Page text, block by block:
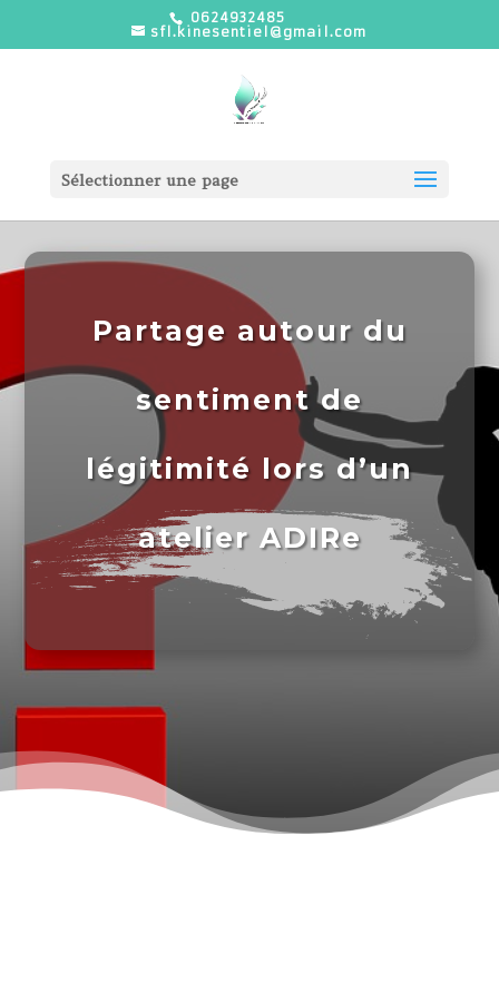
0624932485
sfl.kinesentiel@gmail.com
Sélectionner une page
Partage autour du
sentiment de
légitimité lors d’un
atelier ADIRe